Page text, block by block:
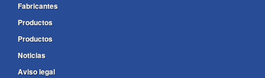
Fabricantes
Productos
Productos
Noticias
Aviso legal